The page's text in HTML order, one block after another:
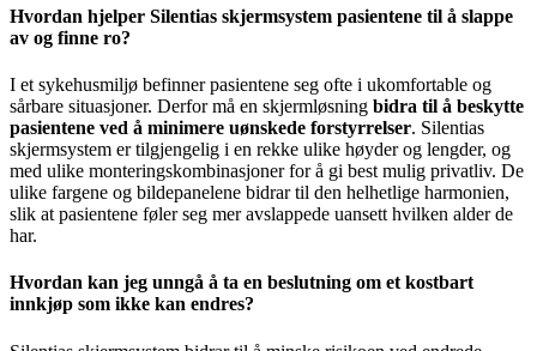
Hvordan hjelper Silentias skjermsystem pasientene til å slappe
av og finne ro?
I et sykehusmiljø befinner pasientene seg ofte i ukomfortable og
sårbare situasjoner. Derfor må en skjermløsning bidra til å beskytte
pasientene ved å minimere uønskede forstyrrelser. Silentias
skjermsystem er tilgjengelig i en rekke ulike høyder og lengder, og
med ulike monteringskombinasjoner for å gi best mulig privatliv. De
ulike fargene og bildepanelene bidrar til den helhetlige harmonien,
slik at pasientene føler seg mer avslappede uansett hvilken alder de
har.
Hvordan kan jeg unngå å ta en beslutning om et kostbart
innkjøp som ikke kan endres?